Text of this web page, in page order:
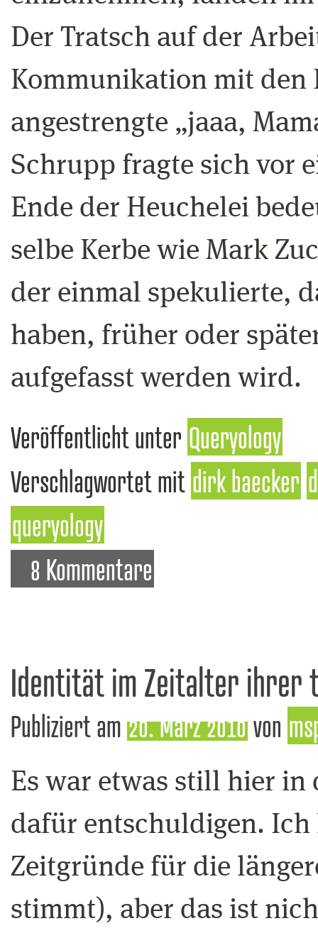
Der Tratsch auf der
Kommunikation mit den
angestrengte „jaaa,
Schrupp fragte sich vor
Ende der Heuchelei
selbe Kerbe wie Mark
der einmal spekulierte,
haben, früher oder
aufgefasst werden wird.
Veröffentlicht unter Queryology
Verschlagwortet mit dirk baecker
queryology
8 Kommentare
Identität im Zeitalter ihrer
Publiziert am 20. März 2010von
Es war etwas still hier in
dafür entschuldigen.
Zeitgründe für die
stimmt), aber das ist